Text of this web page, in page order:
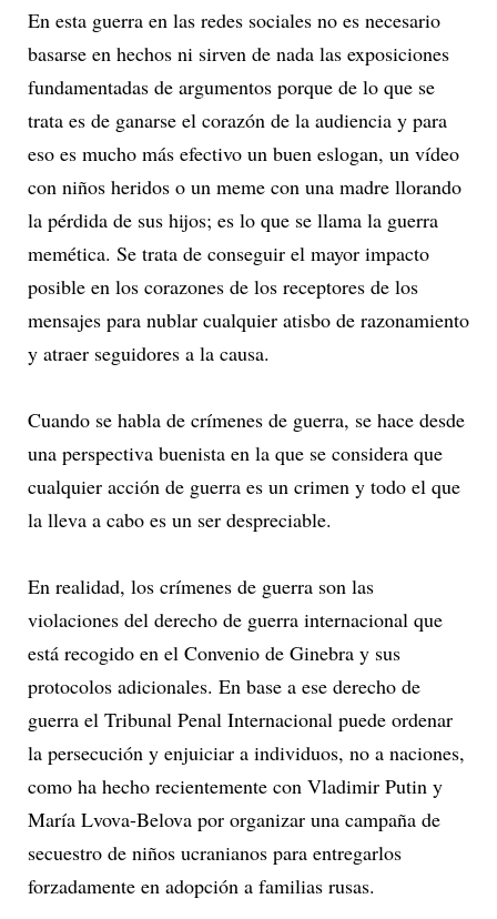
En esta guerra en las redes sociales no es necesario
basarse en hechos ni sirven de nada las exposiciones
fundamentadas de argumentos porque de lo que se
trata es de ganarse el corazón de la audiencia y para
eso es mucho más efectivo un buen eslogan, un vídeo
con niños heridos o un meme con una madre llorando
la pérdida de sus hijos; es lo que se llama la guerra
memética. Se trata de conseguir el mayor impacto
posible en los corazones de los receptores de los
mensajes para nublar cualquier atisbo de razonamiento
y atraer seguidores a la causa.
Cuando se habla de crímenes de guerra, se hace desde
una perspectiva buenista en la que se considera que
cualquier acción de guerra es un crimen y todo el que
la lleva a cabo es un ser despreciable.
En realidad, los crímenes de guerra son las
violaciones del derecho de guerra internacional que
está recogido en el Convenio de Ginebra y sus
protocolos adicionales. En base a ese derecho de
guerra el Tribunal Penal Internacional puede ordenar
la persecución y enjuiciar a individuos, no a naciones,
como ha hecho recientemente con Vladimir Putin y
María Lvova-Belova por organizar una campaña de
secuestro de niños ucranianos para entregarlos
forzadamente en adopción a familias rusas.